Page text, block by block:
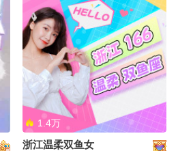
祝贺《张朝阳的英语课》开播十
周年
1.4万
浙江温柔双鱼女